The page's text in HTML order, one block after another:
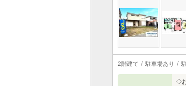
2階建て 駐車場あり
◇